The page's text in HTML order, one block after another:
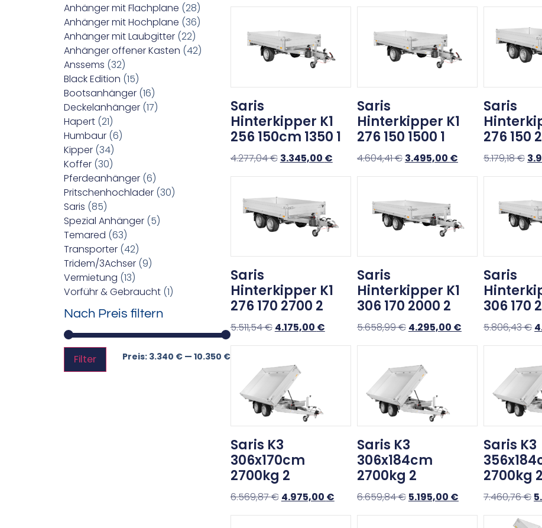
Anhänger mit Flachplane (28)
Anhänger mit Hochplane (36)
Anhänger mit Laubgitter (22)
Anhänger offener Kasten (42)
Anssems (32)
Black Edition (15)
Bootsanhänger (16)
Deckelanhänger (17)
Hapert (21)
Humbaur (6)
Kipper (34)
Koffer (30)
Pferdeanhänger (6)
Pritschenhochlader (30)
Saris (85)
Spezial Anhänger (5)
Temared (63)
Transporter (42)
Tridem/3Achser (9)
Vermietung (13)
Vorführ & Gebraucht (1)
Nach Preis filtern
Filter Preis: 3.340 €— 10.350 €
Saris
Hinterkipper K1
256 150cm 1350 1
4.277,04€ 3.345,00 €
Saris
Hinterkipper K1
276 150 1500 1
4.604,41€ 3.495,00 €
Saris
276 150
5.179,18€
Saris
Hinterkipper K1
276 170 2700 2
5.511,54€ 4.175,00 €
Saris
Hinterkipper K1
306 170 2000 2
5.658,99€ 4.295,00 €
Saris
306 170
5.806,43€
Saris K3
306x170cm
2700kg 2
6.569,87€ 4.975,00 €
Saris K3
306x184cm
2700kg 2
6.659,84€ 5.195,00 €
Saris K3
2700kg 2
7.460,76€